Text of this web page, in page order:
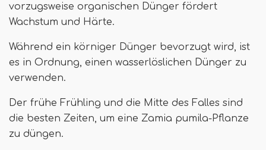
vorzugsweise organischen Dünger fördert
Wachstum und Härte.
Während ein körniger Dünger bevorzugt wird, ist
es in Ordnung, einen wasserlöslichen Dünger zu
verwenden.
Der frühe Frühling und die Mitte des Falles sind
die besten Zeiten, um eine Zamia pumila-Pflanze
zu düngen.